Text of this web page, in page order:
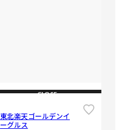
CLOSE
東北楽天ゴールデンイ
ーグルス